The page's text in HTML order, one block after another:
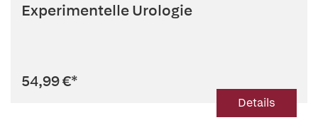
Experimentelle Urologie
54,99 €*
Details